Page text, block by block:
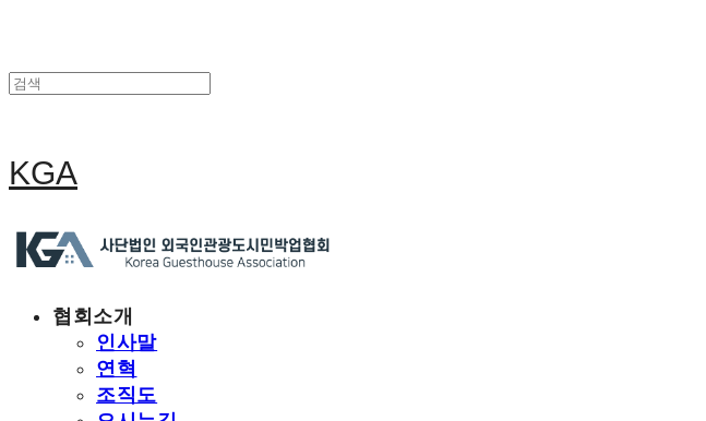
KGA
협회소개
인사말
연혁
조직도